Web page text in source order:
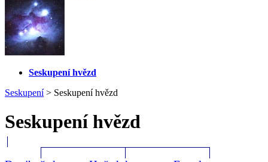
Seskupení hvězd
Seskupení > Seskupení hvězd
Seskupení hvězd